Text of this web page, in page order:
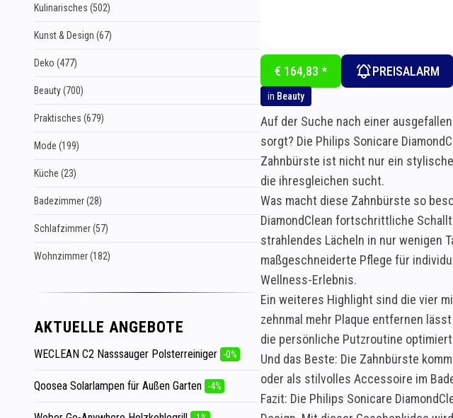
€ 164,83 * PREISALARM
in Beauty
Auf der Suche nach einer
sorgt? Die Philips Sonicare
Zahnbürste ist nicht nur ein
die ihresgleichen sucht.
Was macht diese Zahnbürste so
DiamondClean fortschrittliche
strahlendes Lächeln in nur wenigen
maßgeschneiderte Pflege für
Wellness-Erlebnis.
Ein weiteres Highlight sind die vier
zehnmal mehr Plaque entfernen
die persönliche Putzroutine
Und das Beste: Die Zahnbürste
oder als stilvolles Accessoire im
Fazit: Die Philips Sonicare
Kulinarisches (502)
Kunst & Design (67)
Deko (477)
Beauty (700)
Praktisches (679)
Mode (199)
Küche (23)
Badezimmer (28)
Schlafzimmer (57)
Wohnzimmer (182)
AKTUELLE ANGEBOTE
WECLEAN C2 Nasssauger Polsterreiniger -0%
Qoosea Solarlampen für Außen Garten -4%